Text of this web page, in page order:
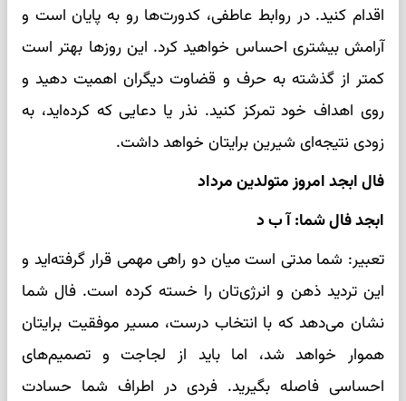
اقدام کنید. در روابط عاطفی، کدورت‌ها رو به پایان است و
آرامش بیشتری احساس خواهید کرد. این روزها بهتر است
کمتر از گذشته به حرف و قضاوت دیگران اهمیت دهید و
روی اهداف خود تمرکز کنید. نذر یا دعایی که کرده‌اید، به
زودی نتیجه‌ای شیرین برایتان خواهد داشت.
فال ابجد امروز متولدین مرداد
ابجد فال شما: آ ب د
تعبیر: شما مدتی است میان دو راهی مهمی قرار گرفته‌اید و
این تردید ذهن و انرژی‌تان را خسته کرده است. فال شما
نشان می‌دهد که با انتخاب درست، مسیر موفقیت برایتان
هموار خواهد شد، اما باید از لجاجت و تصمیم‌های
احساسی فاصله بگیرید. فردی در اطراف شما حسادت